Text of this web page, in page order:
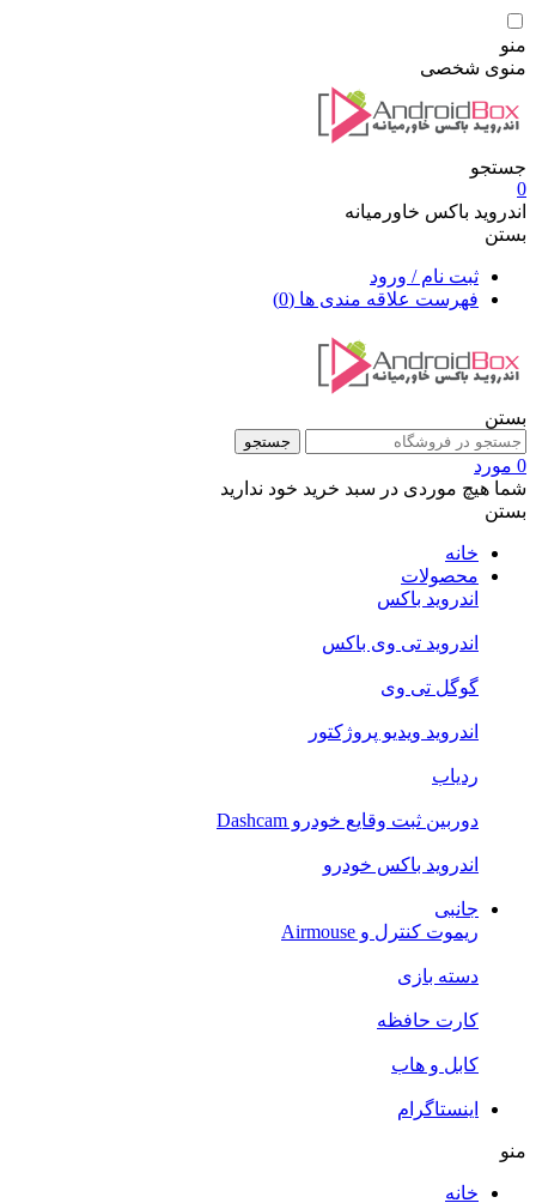
منو
منوی شخصی
جستجو
0
اندروید باکس خاورمیانه
بستن
ثبت نام / ورود
فهرست علاقه مندی ها (0)
بستن
جستجو
0 مورد
شما هیچ موردی در سبد خرید خود ندارید
بستن
خانه
محصولات
اندروید باکس
اندروید تی‌ وی باکس
گوگل تی وی
اندروید ویدیو پروژکتور
ردیاب
دوربین ثبت وقایع خودرو Dashcam
اندروید باکس خودرو
جانبی
ریموت کنترل و Airmouse
دسته بازی
کارت حافظه
کابل و هاب
اینستاگرام
منو
خانه